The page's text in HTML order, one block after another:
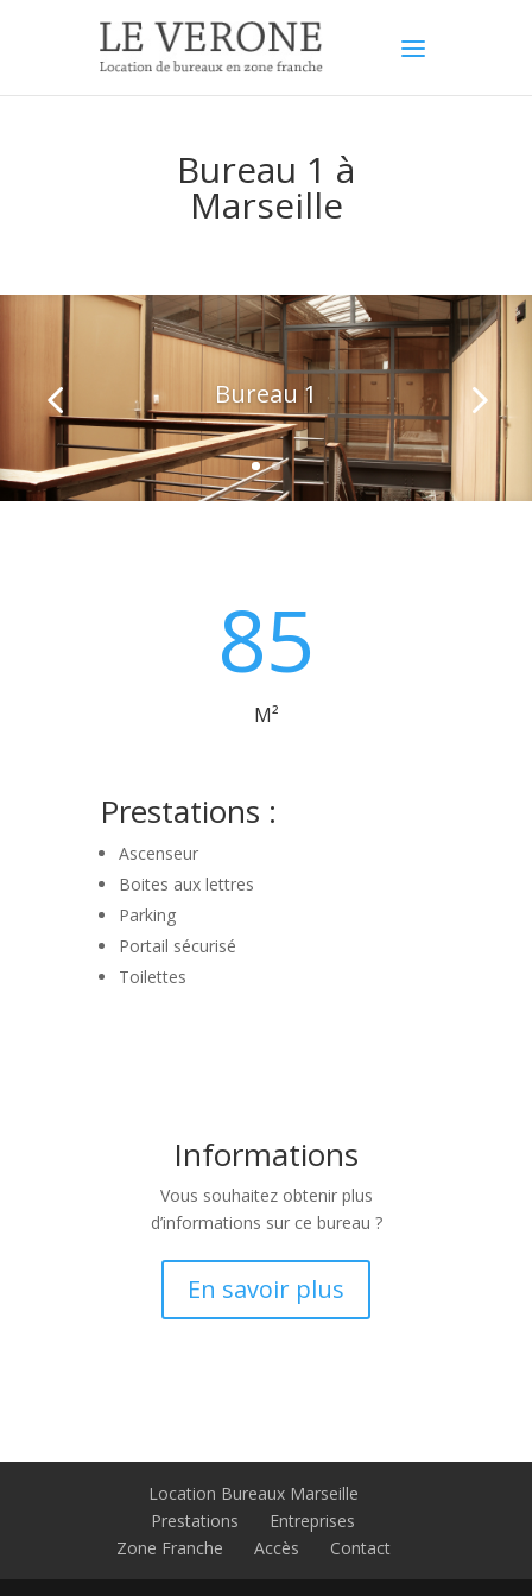
Bureau 1 à
Marseille
Bureau 1
85
M²
Prestations :
Ascenseur
Boites aux lettres
Parking
Portail sécurisé
Toilettes
Informations
Vous souhaitez obtenir plus
d’informations sur ce bureau ?
En savoir plus
Location Bureaux Marseille
Prestations
Entreprises
Zone Franche
Accès Contact